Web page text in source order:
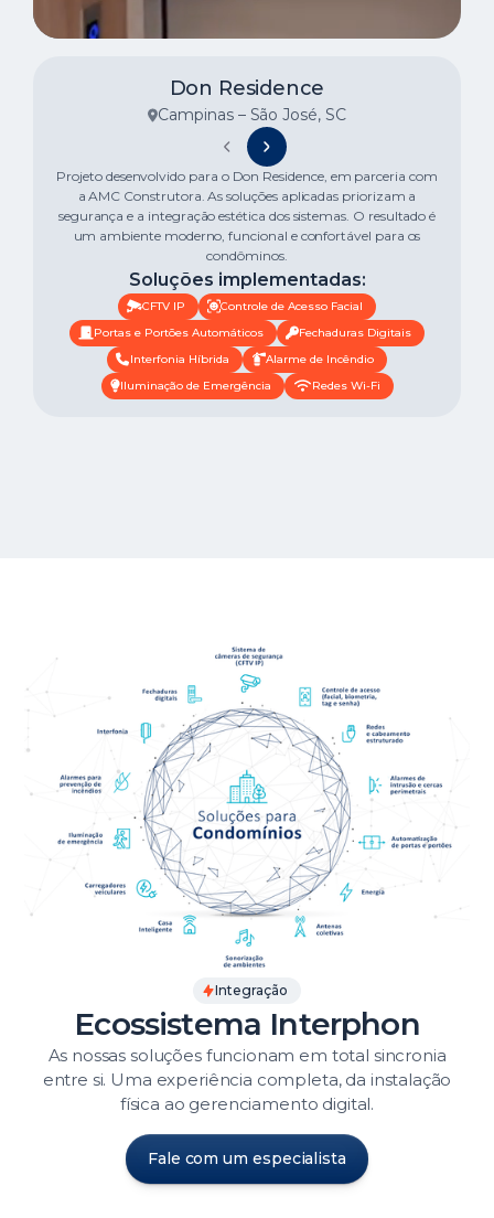
Don Residence
Campinas – São José, SC
Projeto desenvolvido para o Don Residence, em parceria com
a AMC Construtora. As soluções aplicadas priorizam a
segurança e a integração estética dos sistemas. O resultado é
um ambiente moderno, funcional e confortável para os
condôminos.
Soluções implementadas:
CFTV IP
Controle de Acesso Facial
Portas e Portões Automáticos
Fechaduras Digitais
Interfonia Híbrida
Alarme de Incêndio
Iluminação de Emergência
Redes Wi-Fi
Integração
Ecossistema Interphon
As nossas soluções funcionam em total sincronia
entre si. Uma experiência completa, da instalação
física ao gerenciamento digital.
Fale com um especialista